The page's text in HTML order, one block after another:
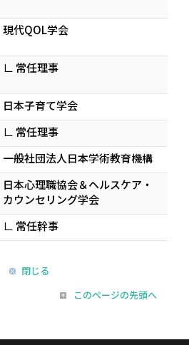
現代QOL学会
∟ 常任理事
日本子育て学会
∟ 常任理事
一般社団法人日本学術教育機構
日本心理職協会＆ヘルスケア・
カウンセリング学会
∟ 常任幹事
閉じる
このページの先頭へ